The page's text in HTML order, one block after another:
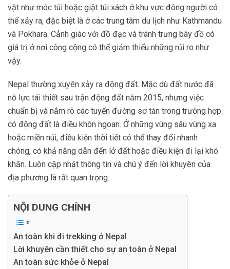
vặt như móc túi hoặc giật túi xách ở khu vực đông người có
thể xảy ra, đặc biệt là ở các trung tâm du lịch như Kathmandu
và Pokhara. Cảnh giác với đồ đạc và tránh trưng bày đồ có
giá trị ở nơi công cộng có thể giảm thiểu những rủi ro như
vậy.
Nepal thường xuyên xảy ra động đất. Mặc dù đất nước đã
nỗ lực tái thiết sau trận động đất năm 2015, nhưng việc
chuẩn bị và nắm rõ các tuyến đường sơ tán trong trường hợp
có động đất là điều khôn ngoan. Ở những vùng sâu vùng xa
hoặc miền núi, điều kiện thời tiết có thể thay đổi nhanh
chóng, có khả năng dẫn đến lở đất hoặc điều kiện đi lại khó
khăn. Luôn cập nhật thông tin và chú ý đến lời khuyên của
địa phương là rất quan trọng.
NỘI DUNG CHÍNH
An toàn khi đi trekking ở Nepal
Lời khuyên cần thiết cho sự an toàn ở Nepal
An toàn sức khỏe ở Nepal